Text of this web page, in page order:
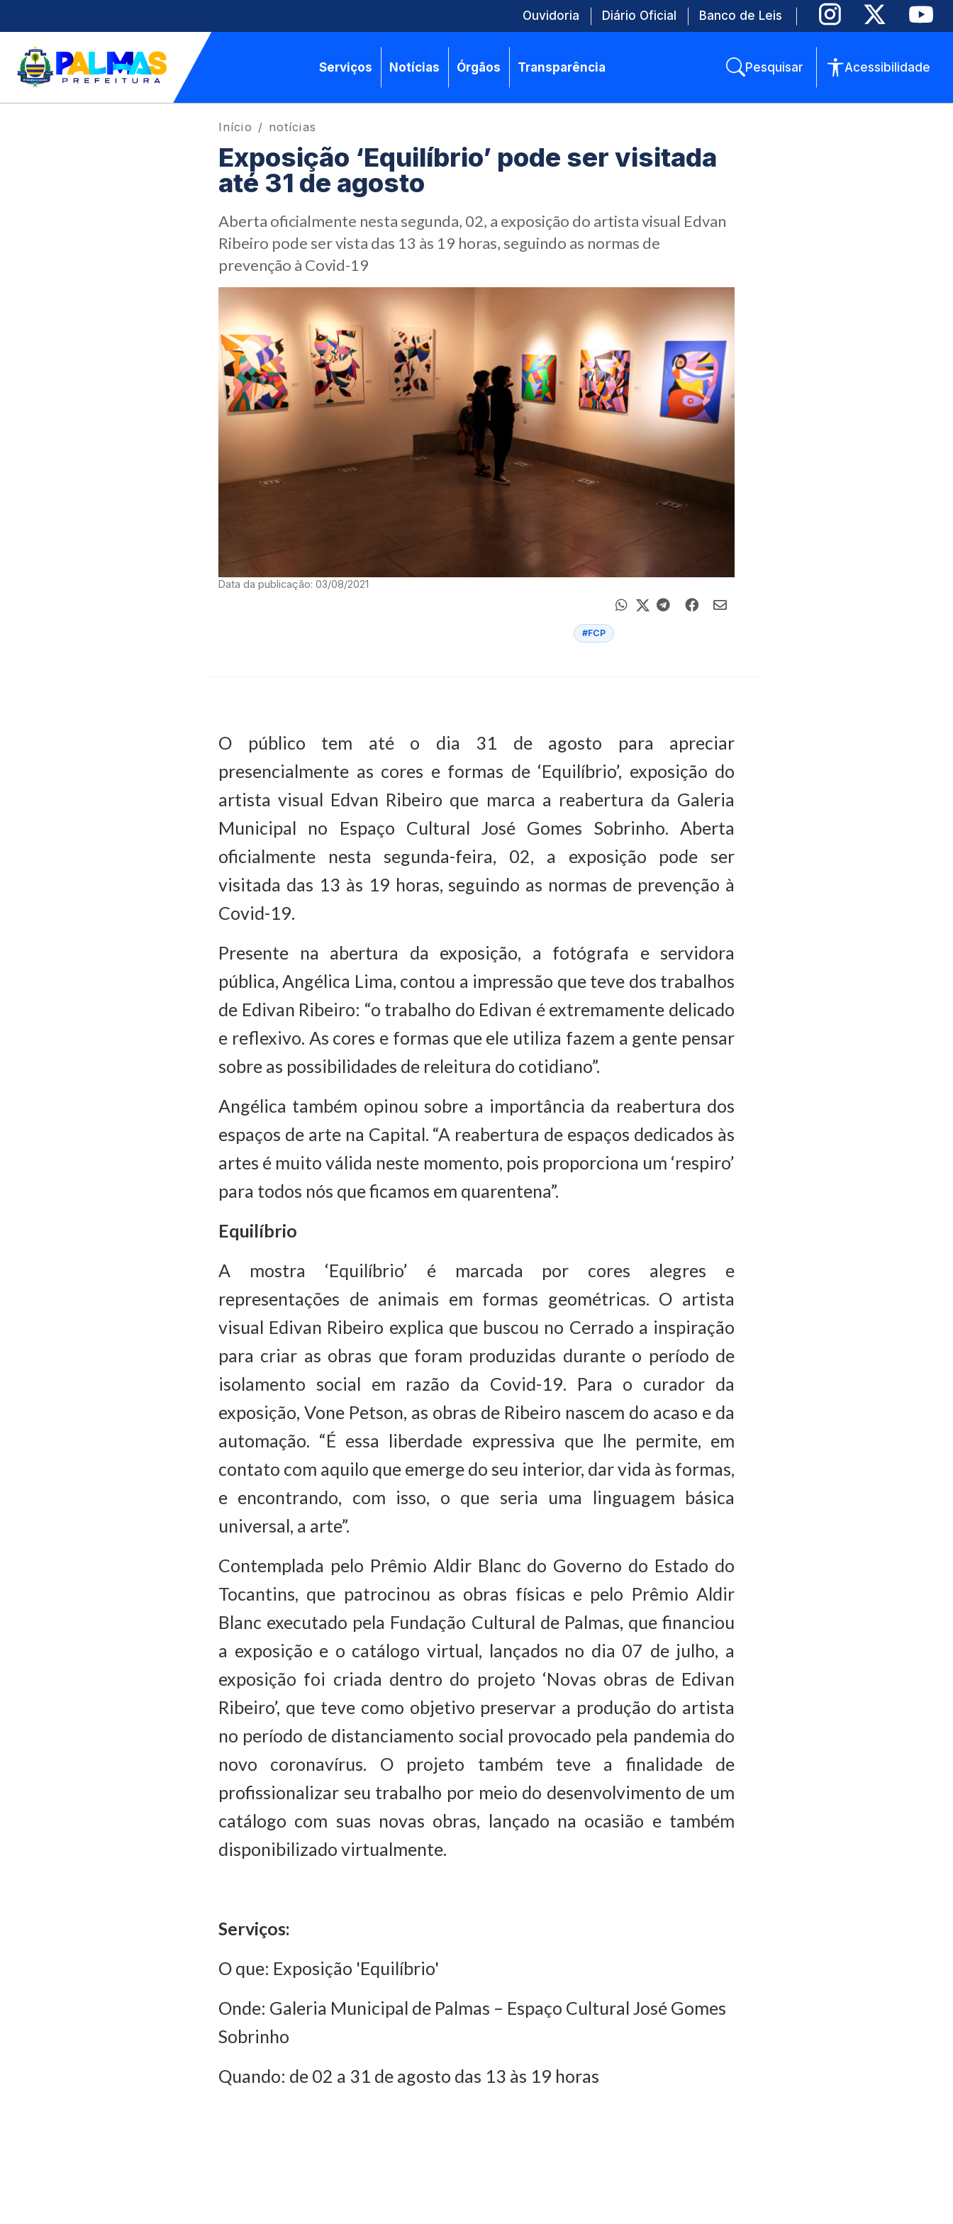
Ouvidoria Diário Oficial Banco de Leis
Serviços Notícias Órgãos Transparência Pesquisar Acessibilidade
Início notícias
Exposição ‘Equilíbrio’ pode ser visitada
até 31 de agosto
Aberta oficialmente nesta segunda, 02, a exposição do artista visual Edvan
Ribeiro pode ser vista das 13 às 19 horas, seguindo as normas de
prevenção à Covid-19
Data da publicação: 03/08/2021
#FCP
O público tem até o dia 31 de agosto para apreciar
presencialmente as cores e formas de ‘Equilíbrio’, exposição do
artista visual Edvan Ribeiro que marca a reabertura da Galeria
Municipal no Espaço Cultural José Gomes Sobrinho. Aberta
oficialmente nesta segunda-feira, 02, a exposição pode ser
visitada das 13 às 19 horas, seguindo as normas de prevenção à
Covid-19.
Presente na abertura da exposição, a fotógrafa e servidora
pública, Angélica Lima, contou a impressão que teve dos trabalhos
de Edivan Ribeiro: “o trabalho do Edivan é extremamente delicado
e reflexivo. As cores e formas que ele utiliza fazem a gente pensar
sobre as possibilidades de releitura do cotidiano”.
Angélica também opinou sobre a importância da reabertura dos
espaços de arte na Capital. “A reabertura de espaços dedicados às
artes é muito válida neste momento, pois proporciona um ‘respiro’
para todos nós que ficamos em quarentena”.
Equilíbrio
A mostra ‘Equilíbrio’ é marcada por cores alegres e
representações de animais em formas geométricas. O artista
visual Edivan Ribeiro explica que buscou no Cerrado a inspiração
para criar as obras que foram produzidas durante o período de
isolamento social em razão da Covid-19. Para o curador da
exposição, Vone Petson, as obras de Ribeiro nascem do acaso e da
automação. “É essa liberdade expressiva que lhe permite, em
contato com aquilo que emerge do seu interior, dar vida às formas,
e encontrando, com isso, o que seria uma linguagem básica
universal, a arte”.
Contemplada pelo Prêmio Aldir Blanc do Governo do Estado do
Tocantins, que patrocinou as obras físicas e pelo Prêmio Aldir
Blanc executado pela Fundação Cultural de Palmas, que financiou
a exposição e o catálogo virtual, lançados no dia 07 de julho, a
exposição foi criada dentro do projeto ‘Novas obras de Edivan
Ribeiro’, que teve como objetivo preservar a produção do artista
no período de distanciamento social provocado pela pandemia do
novo coronavírus. O projeto também teve a finalidade de
profissionalizar seu trabalho por meio do desenvolvimento de um
catálogo com suas novas obras, lançado na ocasião e também
disponibilizado virtualmente.
Serviços:
O que: Exposição 'Equilíbrio'
Onde: Galeria Municipal de Palmas – Espaço Cultural José Gomes
Sobrinho
Quando: de 02 a 31 de agosto das 13 às 19 horas